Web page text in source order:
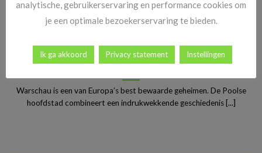
Stedentrip Warschau: ontdek de verrassende charme van
Warschau is een van Europa’s best bewaarde geheimen. De Poolse
hoofdstad combineert een indrukwekkende geschiedenis [...]
analytische, gebruikerservaring en performance cookies om
je een optimale bezoekerservaring te bieden.
Ik ga akkoord Privacy statement Instellingen